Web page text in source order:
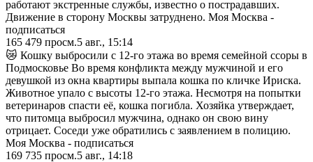
работают экстренные службы, известно о пострадавших.
Движение в сторону Москвы затруднено. Моя Москва -
подписаться
165 479 просм.5 авг., 15:14
😿 Кошку выбросили с 12-го этажа во время семейной ссоры в
Подмосковье Во время конфликта между мужчиной и его
девушкой из окна квартиры выпала кошка по кличке Ириска.
Животное упало с высоты 12-го этажа. Несмотря на попытки
ветеринаров спасти её, кошка погибла. Хозяйка утверждает,
что питомца выбросил мужчина, однако он свою вину
отрицает. Соседи уже обратились с заявлением в полицию.
Моя Москва - подписаться
169 735 просм.5 авг., 14:18